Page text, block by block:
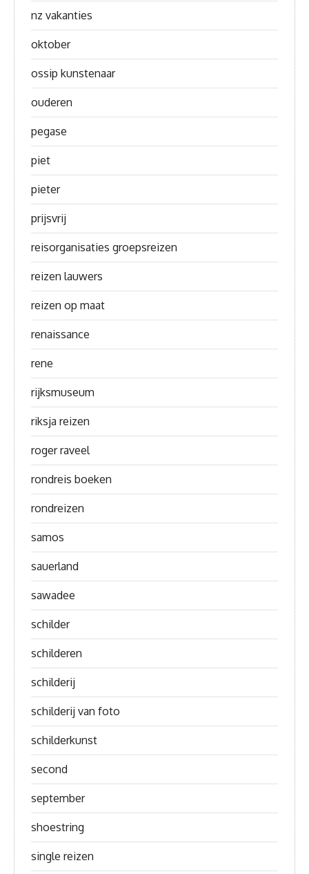
nz vakanties
oktober
ossip kunstenaar
ouderen
pegase
piet
pieter
prijsvrij
reisorganisaties groepsreizen
reizen lauwers
reizen op maat
renaissance
rene
rijksmuseum
riksja reizen
roger raveel
rondreis boeken
rondreizen
samos
sauerland
sawadee
schilder
schilderen
schilderij
schilderij van foto
schilderkunst
second
september
shoestring
single reizen